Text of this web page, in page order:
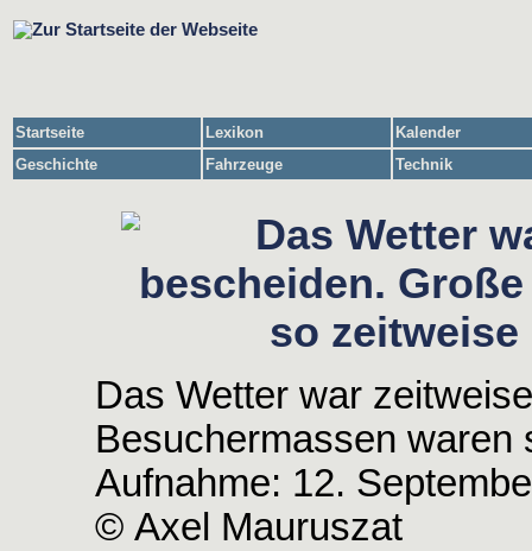
Startseite Lexikon
Kalender
Geschichte
Fahrzeuge Technik
Das Wetter war
Besuchermassen waren
Aufnahme: 12.
© Axel Mauruszat